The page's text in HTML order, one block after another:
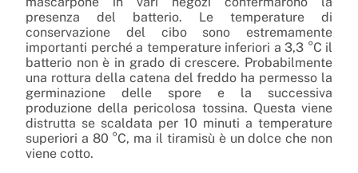
presenza del batterio. Le temperature di
conservazione del cibo sono estremamente
importanti perché a temperature inferiori a 3,3 °C il
batterio non è in grado di crescere. Probabilmente
una rottura della catena del freddo ha permesso la
germinazione delle spore e la successiva
produzione della pericolosa tossina. Questa viene
distrutta se scaldata per 10 minuti a temperature
superiori a 80 °C, ma il tiramisù è un dolce che non
viene cotto.